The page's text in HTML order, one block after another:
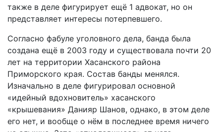
также в деле фигурирует ещё 1 адвокат, но он
представляет интересы потерпевшего.
Согласно фабуле уголовного дела, банда была
создана ещё в 2003 году и существовала почти 20
лет на территории Хасанского района
Приморского края. Состав банды менялся.
Изначально в деле фигурировал основной
«идейный вдохновитель» хасанского
«крышевания» Данияр Шанов, однако, в этом деле
его нет, и вообще о нём в последнее время ничего